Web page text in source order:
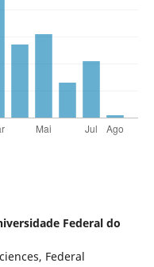
Federal do
Federal